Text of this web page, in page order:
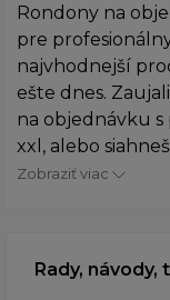
Rondony na
pre
najvhodnejší
ešte dnes.
na objednávku s
xxl, alebo
Zobraziť viac
Rady,